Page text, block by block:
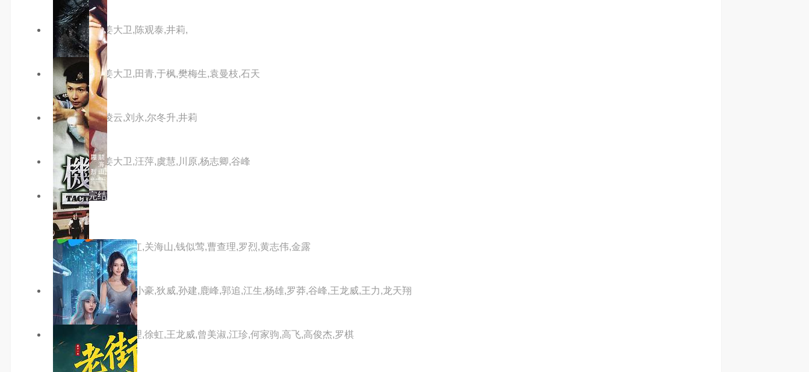
主演：狄龙,姜大卫,陈观泰,井莉,
主演：狄龙,姜大卫,田青,于枫,樊梅生,袁曼枝,石天
主演：狄龙,凌云,刘永,尔冬升,井莉
主演：狄龙,姜大卫,汪萍,虞慧,川原,杨志卿,谷峰
3.0分 已完结
男与女
主演：万梓良,钟楚红,关海山,钱似莺,曹查理,罗烈,黄志伟,金露
主演：傅声,狄龙,钱小豪,狄威,孙建,鹿峰,郭追,江生,杨雄,罗莽,谷峰,王龙威,王力,龙天翔
主演：徐锦江,曹查理,徐虹,王龙威,曾美淑,江珍,何家驹,高飞,高俊杰,罗棋